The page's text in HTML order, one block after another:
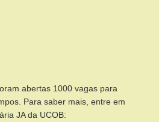
abertas 1000 vagas para
Para saber mais, entre em
JA da UCOB: